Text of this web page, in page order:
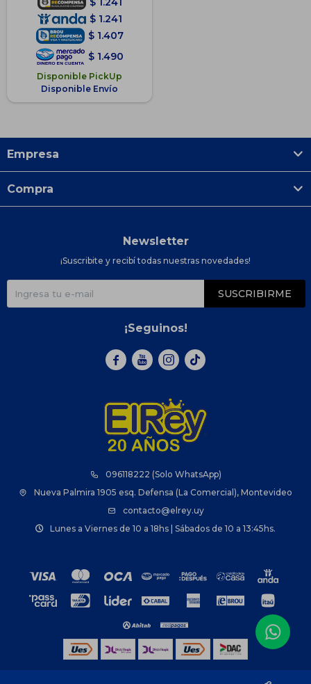
$ 1.241
$ 1.407
$ 1.490
Disponible PickUp
Disponible Envío
096118222 (Solo WhatsApp)
Nueva Palmira 1905 esq. Defensa (La Comercial), Montevideo
contacto@elrey.uy
Lunes a Viernes de 10 a 18hs | Sábados de 10 a 13:45hs.
Empresa
Compra
Newsletter
¡Suscribite y recibí todas nuestras novedades!
SUSCRIBIRME
¡Seguinos!
  